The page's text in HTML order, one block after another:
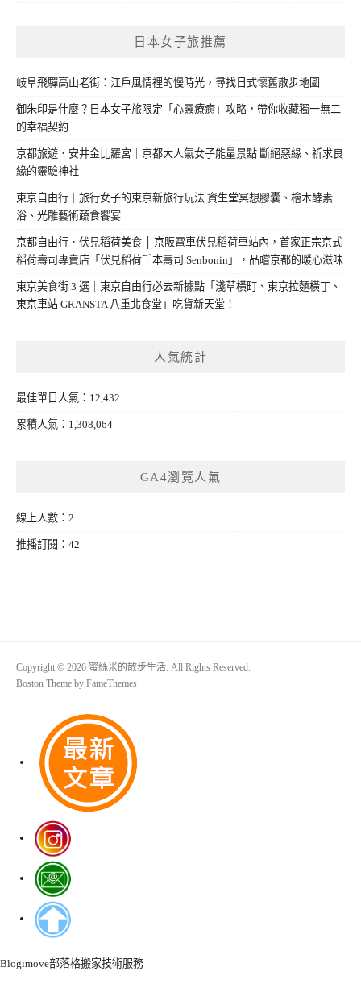
日本女子旅推薦
岐阜飛驒高山老街：江戶風情裡的慢時光，尋找日式懷舊散步地圖
御朱印是什麼？日本女子旅限定「心靈療癒」攻略，帶你收藏獨一無二
的幸福契約
京都旅遊．安井金比羅宮｜京都大人氣女子能量景點 斷絕惡緣、祈求良
緣的靈驗神社
東京自由行｜旅行女子的東京新旅行玩法 資生堂冥想膠囊、檜木酵素
浴、光雕藝術蔬食饗宴
京都自由行．伏見稻荷美食 │ 京阪電車伏見稻荷車站內，首家正宗京式
稻荷壽司專賣店「伏見稻荷千本壽司 Senbonin」，品嚐京都的暖心滋味
東京美食街 3 選｜東京自由行必去新據點「淺草橫町、東京拉麵橫丁、
東京車站 GRANSTA 八重北食堂」吃貨新天堂！
人氣統計
最佳單日人氣：12,432
累積人氣：1,308,064
GA4瀏覽人氣
線上人數：2
推播訂閱：42
Copyright © 2026 蜜絲米的散步生活. All Rights Reserved.
Boston Theme by FameThemes
Blogimove部落格搬家技術服務